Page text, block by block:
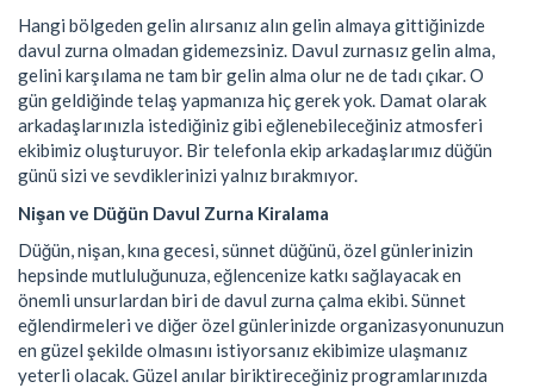
Hangi bölgeden gelin alırsanız alın gelin almaya gittiğinizde
davul zurna olmadan gidemezsiniz. Davul zurnasız gelin alma,
gelini karşılama ne tam bir gelin alma olur ne de tadı çıkar. O
gün geldiğinde telaş yapmanıza hiç gerek yok. Damat olarak
arkadaşlarınızla istediğiniz gibi eğlenebileceğiniz atmosferi
ekibimiz oluşturuyor. Bir telefonla ekip arkadaşlarımız düğün
günü sizi ve sevdiklerinizi yalnız bırakmıyor.
Nişan ve Düğün Davul Zurna Kiralama
Düğün, nişan, kına gecesi, sünnet düğünü, özel günlerinizin
hepsinde mutluluğunuza, eğlencenize katkı sağlayacak en
önemli unsurlardan biri de davul zurna çalma ekibi. Sünnet
eğlendirmeleri ve diğer özel günlerinizde organizasyonunuzun
en güzel şekilde olmasını istiyorsanız ekibimize ulaşmanız
yeterli olacak. Güzel anılar biriktireceğiniz programlarınızda